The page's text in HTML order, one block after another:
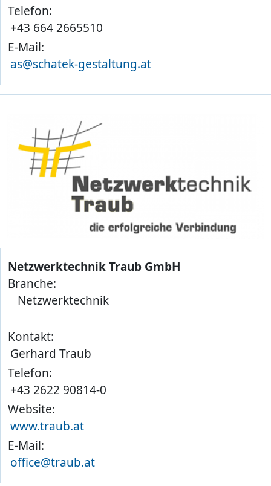
Telefon:
+43 664 2665510
E-Mail:
as@schatek-gestaltung.at
Netzwerktechnik Traub GmbH
Branche:
Netzwerktechnik
Kontakt:
Gerhard Traub
Telefon:
+43 2622 90814-0
Website:
www.traub.at
E-Mail:
office@traub.at